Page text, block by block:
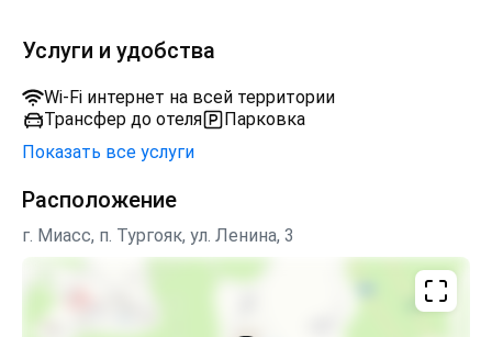
Услуги и удобства
Wi-Fi интернет на всей территории
Трансфер до отеля
Парковка
Показать все услуги
Расположение
г. Миасс, п. Тургояк, ул. Ленина, 3